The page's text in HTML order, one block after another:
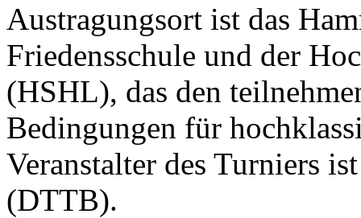
Austragungsort ist das
Friedensschule und der
(HSHL), das den
Bedingungen für
Veranstalter des Turniers
(DTTB).